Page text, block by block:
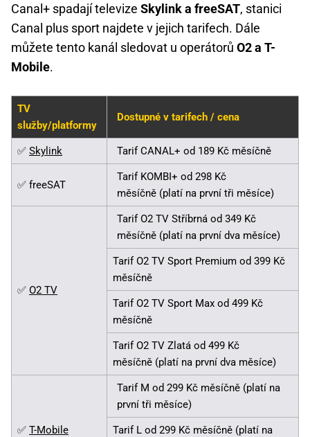
Canal+ spadají televize Skylink a freeSAT, stanici
Canal plus sport najdete v jejich tarifech. Dále
můžete tento kanál sledovat u operátorů O2 a T-
Mobile.
TV
služby/platformy
Dostupné v tarifech / cena
✅ Skylink Tarif CANAL+ od 189 Kč měsíčně
✅ freeSAT
Tarif KOMBI+ od 298 Kč
měsíčně (platí na první tři měsíce)
✅ O2 TV
Tarif O2 TV Stříbrná od 349 Kč
měsíčně (platí na první dva měsíce)
Tarif O2 TV Sport Premium od 399 Kč
měsíčně
Tarif O2 TV Sport Max od 499 Kč
měsíčně
Tarif O2 TV Zlatá od 499 Kč
měsíčně (platí na první dva měsíce)
✅ T-Mobile
Tarif M od 299 Kč měsíčně (platí na
první tři měsíce)
Tarif L od 299 Kč měsíčně (platí na